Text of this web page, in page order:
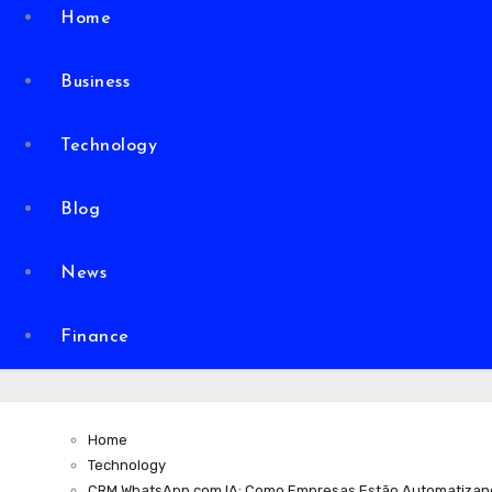
Home
Business
Technology
Blog
News
Finance
Home
Technology